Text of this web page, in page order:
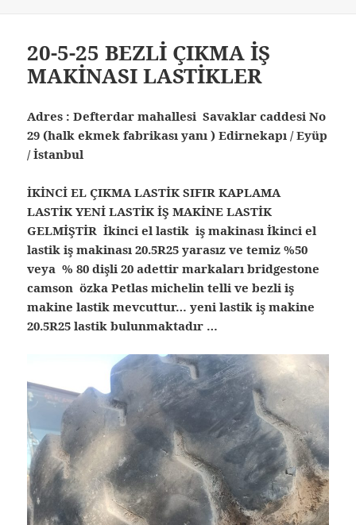
20-5-25 BEZLİ ÇIKMA İŞ
MAKİNASI LASTİKLER
Adres : Defterdar mahallesi Savaklar caddesi No
29 (halk ekmek fabrikası yanı ) Edirnekapı / Eyüp
/ İstanbul
İKİNCİ EL ÇIKMA LASTİK SIFIR KAPLAMA
LASTİK YENİ LASTİK İŞ MAKİNE LASTİK
GELMİŞTİR İkinci el lastik iş makinası İkinci el
lastik iş makinası 20.5R25 yarasız ve temiz %50
veya % 80 dişli 20 adettir markaları bridgestone
camson özka Petlas michelin telli ve bezli iş
makine lastik mevcuttur… yeni lastik iş makine
20.5R25 lastik bulunmaktadır …